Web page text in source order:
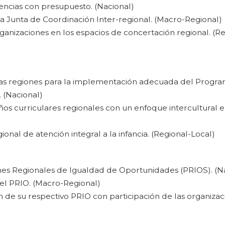
con presupuesto. (Nacional)
de Coordinación Inter-regional. (Macro-Regional)
en los espacios de concertación regional.
regiones para la implementación adecuada del
curriculares regionales con un enfoque intercultural
de atención integral a la infancia. (Regional-Local)
Regionales de Igualdad de Oportunidades (PRIOS).
PRIO. (Macro-Regional)
su respectivo PRIO con participación de las